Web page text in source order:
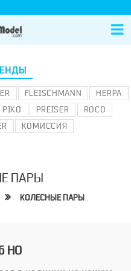
FLEISCHMANN
HERPA
PIKO PREISER
ROCO
КОМИССИЯ
ПАРЫ
КОЛЕСНЫЕ ПАРЫ
HO